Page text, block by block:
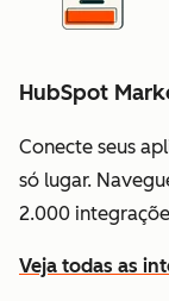
HubSpot
Conecte seus
só lugar.
2.000
Veja todas as